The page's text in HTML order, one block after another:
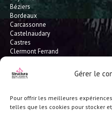
Gérer le
Pour offrir les meilleures
telles que les cookies pour stocker
Béziers
Bordeaux
Carcassonne
Castelnaudary
Castres
Clermont Ferrand
Gaillac
Hossegor
Limoges
L'Isle Jourdain